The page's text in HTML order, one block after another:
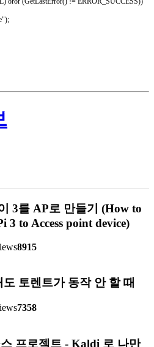
3를 AP로 만들기 (How to
3 to Access point device)
8915
토렌트가 동작 안 할 때
7358
프로젝트 - Kaldi 로 나만